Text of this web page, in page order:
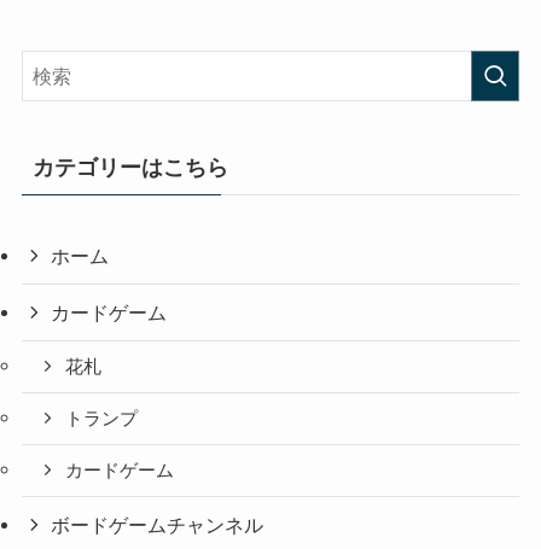
カテゴリーはこちら
ホーム
カードゲーム
花札
トランプ
カードゲーム
ボードゲームチャンネル